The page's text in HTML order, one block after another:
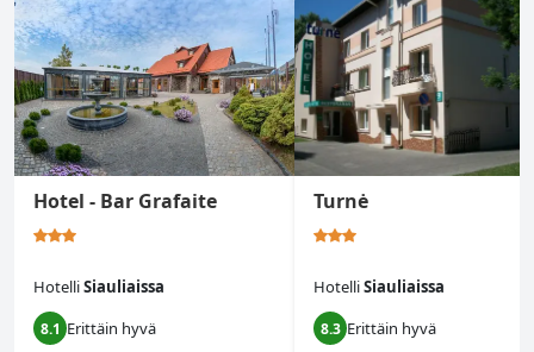
Hotel - Bar Grafaite
HotelliSiauliaissa
8.1 Erittäin hyvä
Turnė
HotelliSiauliaissa
8.3 Erittäin hyvä